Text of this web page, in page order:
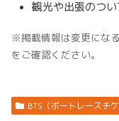
観光や出張のつ
※掲載情報は変更にな
をご確認ください。
BTS（ボートレースチ